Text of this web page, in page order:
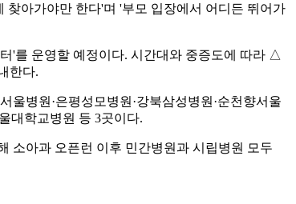
찾아가야만 한다'며 '부모 입장에서 어디든 뛰어가
'를 운영할 예정이다. 시간대와 중증도에 따라 △
한다.
울병원·은평성모병원·강북삼성병원·순천향서울
대학교병원 등 3곳이다.
소아과 오픈런 이후 민간병원과 시립병원 모두